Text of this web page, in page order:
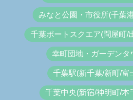
みなと公園・市役所(千葉
千葉ポートスクエア(問屋町/
幸町団地・ガーデンタ
千葉駅(新千葉/新町/富
千葉中央(新宿/神明町/本